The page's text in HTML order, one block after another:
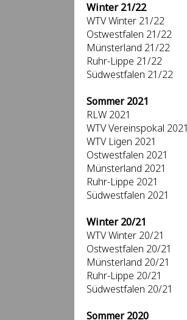
Winter 21/22
WTV Winter 21/22
Ostwestfalen 21/22
Münsterland 21/22
Ruhr-Lippe 21/22
Südwestfalen 21/22
Sommer 2021
RLW 2021
WTV Vereinspokal 2021
WTV Ligen 2021
Ostwestfalen 2021
Münsterland 2021
Ruhr-Lippe 2021
Südwestfalen 2021
Winter 20/21
WTV Winter 20/21
Ostwestfalen 20/21
Münsterland 20/21
Ruhr-Lippe 20/21
Südwestfalen 20/21
Sommer 2020